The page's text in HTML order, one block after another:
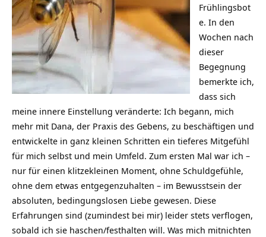
Frühlingsbot
e. In den
Wochen nach
dieser
Begegnung
bemerkte ich,
dass sich
meine innere Einstellung veränderte: Ich begann, mich
mehr mit Dana, der Praxis des Gebens, zu beschäftigen und
entwickelte in ganz kleinen Schritten ein tieferes Mitgefühl
für mich selbst und mein Umfeld. Zum ersten Mal war ich –
nur für einen klitzekleinen Moment, ohne Schuldgefühle,
ohne dem etwas entgegenzuhalten – im Bewusstsein der
absoluten, bedingungslosen Liebe gewesen. Diese
Erfahrungen sind (zumindest bei mir) leider stets verflogen,
sobald ich sie haschen/festhalten will. Was mich mitnichten